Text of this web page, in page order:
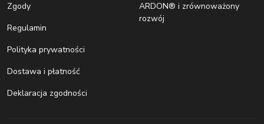
Zgody
Regulamin
Polityka prywatności
Dostawa i płatność
Deklaracja zgodności
ARDON® i zrównoważony
rozwój